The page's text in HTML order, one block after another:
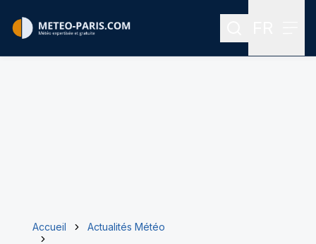
Rechercher
Accueil
Actualités Météo